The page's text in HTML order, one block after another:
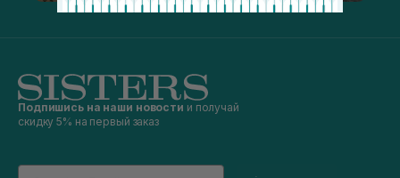
Подпишись на наши новости и получай
скидку 5% на первый заказ
Email